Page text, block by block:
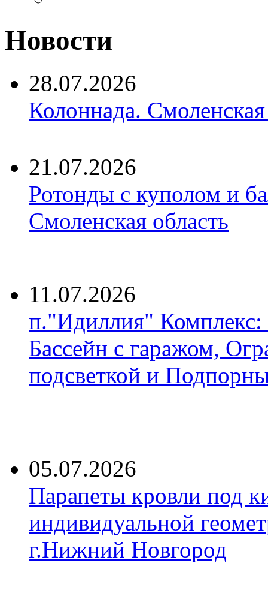
Новости
28.07.2026
Колоннада. Смоленская
21.07.2026
Ротонды с куполом и
Смоленская область
11.07.2026
п."Идиллия"
Бассейн с гаражом,
подсветкой и
05.07.2026
Парапеты кровли под
индивидуальной
г.Нижний Новгород